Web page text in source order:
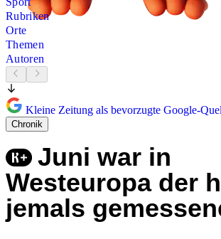
Rubriken
Orte
Themen
Autoren
Kleine Zeitung als bevorzugte Google-
Chronik
Juni war in
Westeuropa der
jemals